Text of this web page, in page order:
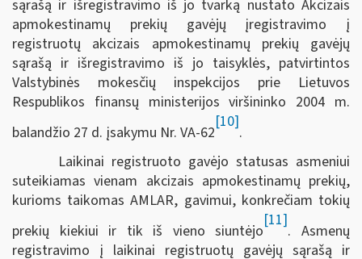
sąrašą ir išregistravimo iš jo tvarką nustato Akcizais
apmokestinamų prekių gavėjų įregistravimo į
registruotų akcizais apmokestinamų prekių gavėjų
sąrašą ir išregistravimo iš jo taisyklės, patvirtintos
Valstybinės mokesčių inspekcijos prie Lietuvos
Respublikos finansų ministerijos viršininko 2004 m.
balandžio 27 d. įsakymu Nr. VA-62
[10]
.
Laikinai registruoto gavėjo statusas asmeniui
suteikiamas vienam akcizais apmokestinamų prekių,
kurioms taikomas AMLAR, gavimui, konkrečiam tokių
prekių kiekiui ir tik iš vieno siuntėjo
[11]
. Asmenų
registravimo į laikinai registruotų gavėjų sąrašą ir